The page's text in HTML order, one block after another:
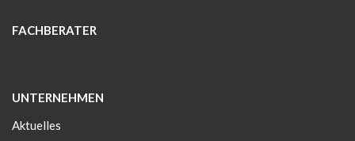
FACHBERATER
UNTERNEHMEN
Aktuelles